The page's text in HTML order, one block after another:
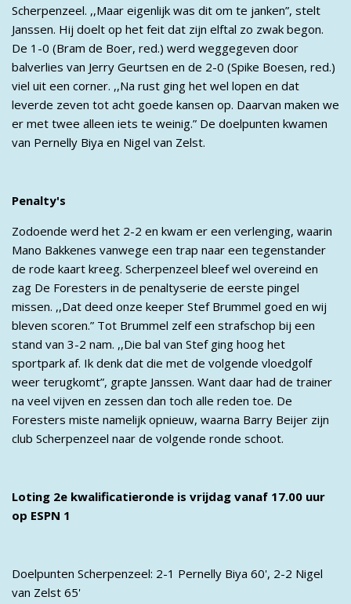
Scherpenzeel. ,,Maar eigenlijk was dit om te janken”, stelt
Janssen. Hij doelt op het feit dat zijn elftal zo zwak begon.
De 1-0 (Bram de Boer, red.) werd weggegeven door
balverlies van Jerry Geurtsen en de 2-0 (Spike Boesen, red.)
viel uit een corner. ,,Na rust ging het wel lopen en dat
leverde zeven tot acht goede kansen op. Daarvan maken we
er met twee alleen iets te weinig.” De doelpunten kwamen
van Pernelly Biya en Nigel van Zelst.
Penalty's
Zodoende werd het 2-2 en kwam er een verlenging, waarin
Mano Bakkenes vanwege een trap naar een tegenstander
de rode kaart kreeg. Scherpenzeel bleef wel overeind en
zag De Foresters in de penaltyserie de eerste pingel
missen. ,,Dat deed onze keeper Stef Brummel goed en wij
bleven scoren.” Tot Brummel zelf een strafschop bij een
stand van 3-2 nam. ,,Die bal van Stef ging hoog het
sportpark af. Ik denk dat die met de volgende vloedgolf
weer terugkomt”, grapte Janssen. Want daar had de trainer
na veel vijven en zessen dan toch alle reden toe. De
Foresters miste namelijk opnieuw, waarna Barry Beijer zijn
club Scherpenzeel naar de volgende ronde schoot.
Loting 2e kwalificatieronde is vrijdag vanaf 17.00 uur
op ESPN 1
Doelpunten Scherpenzeel: 2-1 Pernelly Biya 60', 2-2 Nigel
van Zelst 65'